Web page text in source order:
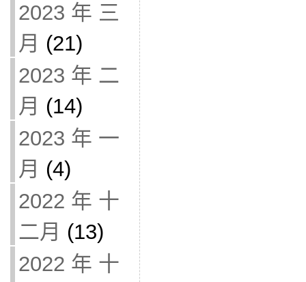
2023 年 三
月 (21)
2023 年 二
月 (14)
2023 年 一
月 (4)
2022 年 十
二月 (13)
2022 年 十